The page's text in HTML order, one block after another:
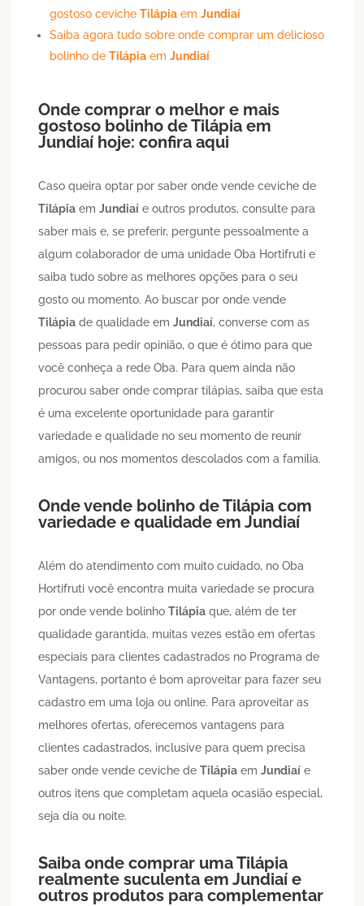
gostoso cevicheTilápia emJundiaí
Saiba agora tudo sobre onde comprar um delicioso
bolinho deTilápia emJundiaí
Onde comprar o melhor e mais
gostoso bolinho deTilápia em
Jundiaí hoje: confira aqui
Caso queira optar por saber onde vende ceviche de
Tilápia emJundiaí e outros produtos, consulte para
saber mais e, se preferir, pergunte pessoalmente a
algum colaborador de uma unidade Oba Hortifruti e
saiba tudo sobre as melhores opções para o seu
gosto ou momento. Ao buscar por onde vende
Tilápia de qualidade emJundiaí, converse com as
pessoas para pedir opinião, o que é ótimo para que
você conheça a rede Oba. Para quem ainda não
procurou saber onde comprar tilápias, saiba que esta
é uma excelente oportunidade para garantir
variedade e qualidade no seu momento de reunir
amigos, ou nos momentos descolados com a família.
Onde vende bolinho deTilápia com
variedade e qualidade emJundiaí
Além do atendimento com muito cuidado, no Oba
Hortifruti você encontra muita variedade se procura
por onde vende bolinhoTilápia que, além de ter
qualidade garantida, muitas vezes estão em ofertas
especiais para clientes cadastrados no Programa de
Vantagens, portanto é bom aproveitar para fazer seu
cadastro em uma loja ou online. Para aproveitar as
melhores ofertas, oferecemos vantagens para
clientes cadastrados, inclusive para quem precisa
saber onde vende ceviche deTilápia emJundiaí e
outros itens que completam aquela ocasião especial,
seja dia ou noite.
Saiba onde comprar umaTilápia
realmente suculenta emJundiaí e
outros produtos para complementar